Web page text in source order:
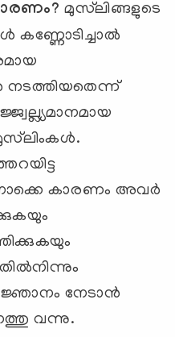
മുസ്‌ലിങ്ങളുടെ
കണ്ണോടിച്ചാല്‍
കാരണം അവര്‍
നേടാന്‍
വന്നു.